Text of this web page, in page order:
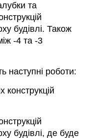
та
будівлі. Також
-4 та -3
наступні роботи:
будівлі, де буде